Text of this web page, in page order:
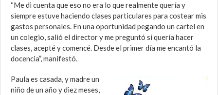
“Me di cuenta que eso no era lo que realmente quería y
siempre estuve haciendo clases particulares para costear mis
gastos personales. En una oportunidad pegando un cartel en
un colegio, salió el director y me preguntó si quería hacer
clases, acepté y comencé. Desde el primer día me encantó la
docencia”, manifestó.
Paula es casada, y madre un
niño de un año y diez meses,